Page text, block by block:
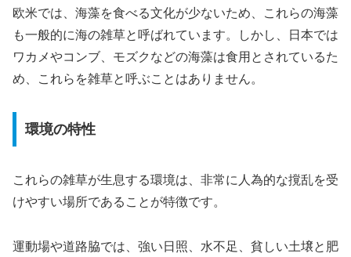
欧米では、海藻を食べる文化が少ないため、これらの海藻
も一般的に海の雑草と呼ばれています。しかし、日本では
ワカメやコンブ、モズクなどの海藻は食用とされているた
め、これらを雑草と呼ぶことはありません。
環境の特性
これらの雑草が生息する環境は、非常に人為的な撹乱を受
けやすい場所であることが特徴です。
運動場や道路脇では、強い日照、水不足、貧しい土壌と肥